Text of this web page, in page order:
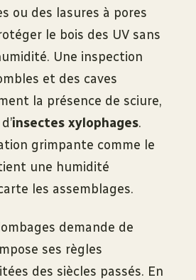
ou des lasures à pores
le bois des UV sans
Une inspection
et des caves
la présence de sciure,
insectes xylophages.
grimpante comme le
une humidité
les assemblages.
demande de
ses règles
des siècles passés. En